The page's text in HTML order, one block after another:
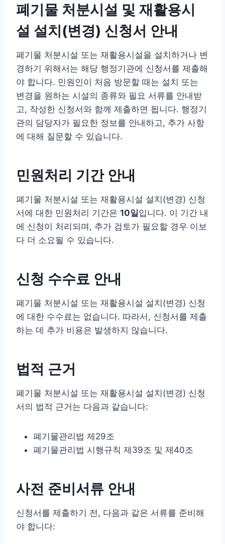
폐기물 처분시설 및 재활용시
설 설치(변경) 신청서 안내
폐기물 처분시설 또는 재활용시설을 설치하거나 변
경하기 위해서는 해당 행정기관에 신청서를 제출해
야 합니다. 민원인이 처음 방문할 때는 설치 또는
변경을 원하는 시설의 종류와 필요 서류를 안내받
고, 작성한 신청서와 함께 제출하면 됩니다. 행정기
관의 담당자가 필요한 정보를 안내하고, 추가 사항
에 대해 질문할 수 있습니다.
민원처리 기간 안내
폐기물 처분시설 또는 재활용시설 설치(변경) 신청
서에 대한 민원처리 기간은 10일입니다. 이 기간 내
에 신청이 처리되며, 추가 검토가 필요할 경우 이보
다 더 소요될 수 있습니다.
신청 수수료 안내
폐기물 처분시설 또는 재활용시설 설치(변경) 신청
에 대한 수수료는 없습니다. 따라서, 신청서를 제출
하는 데 추가 비용은 발생하지 않습니다.
법적 근거
폐기물 처분시설 또는 재활용시설 설치(변경) 신청
서의 법적 근거는 다음과 같습니다:
폐기물관리법 제29조
폐기물관리법 시행규칙 제39조 및 제40조
사전 준비서류 안내
신청서를 제출하기 전, 다음과 같은 서류를 준비해
야 합니다: